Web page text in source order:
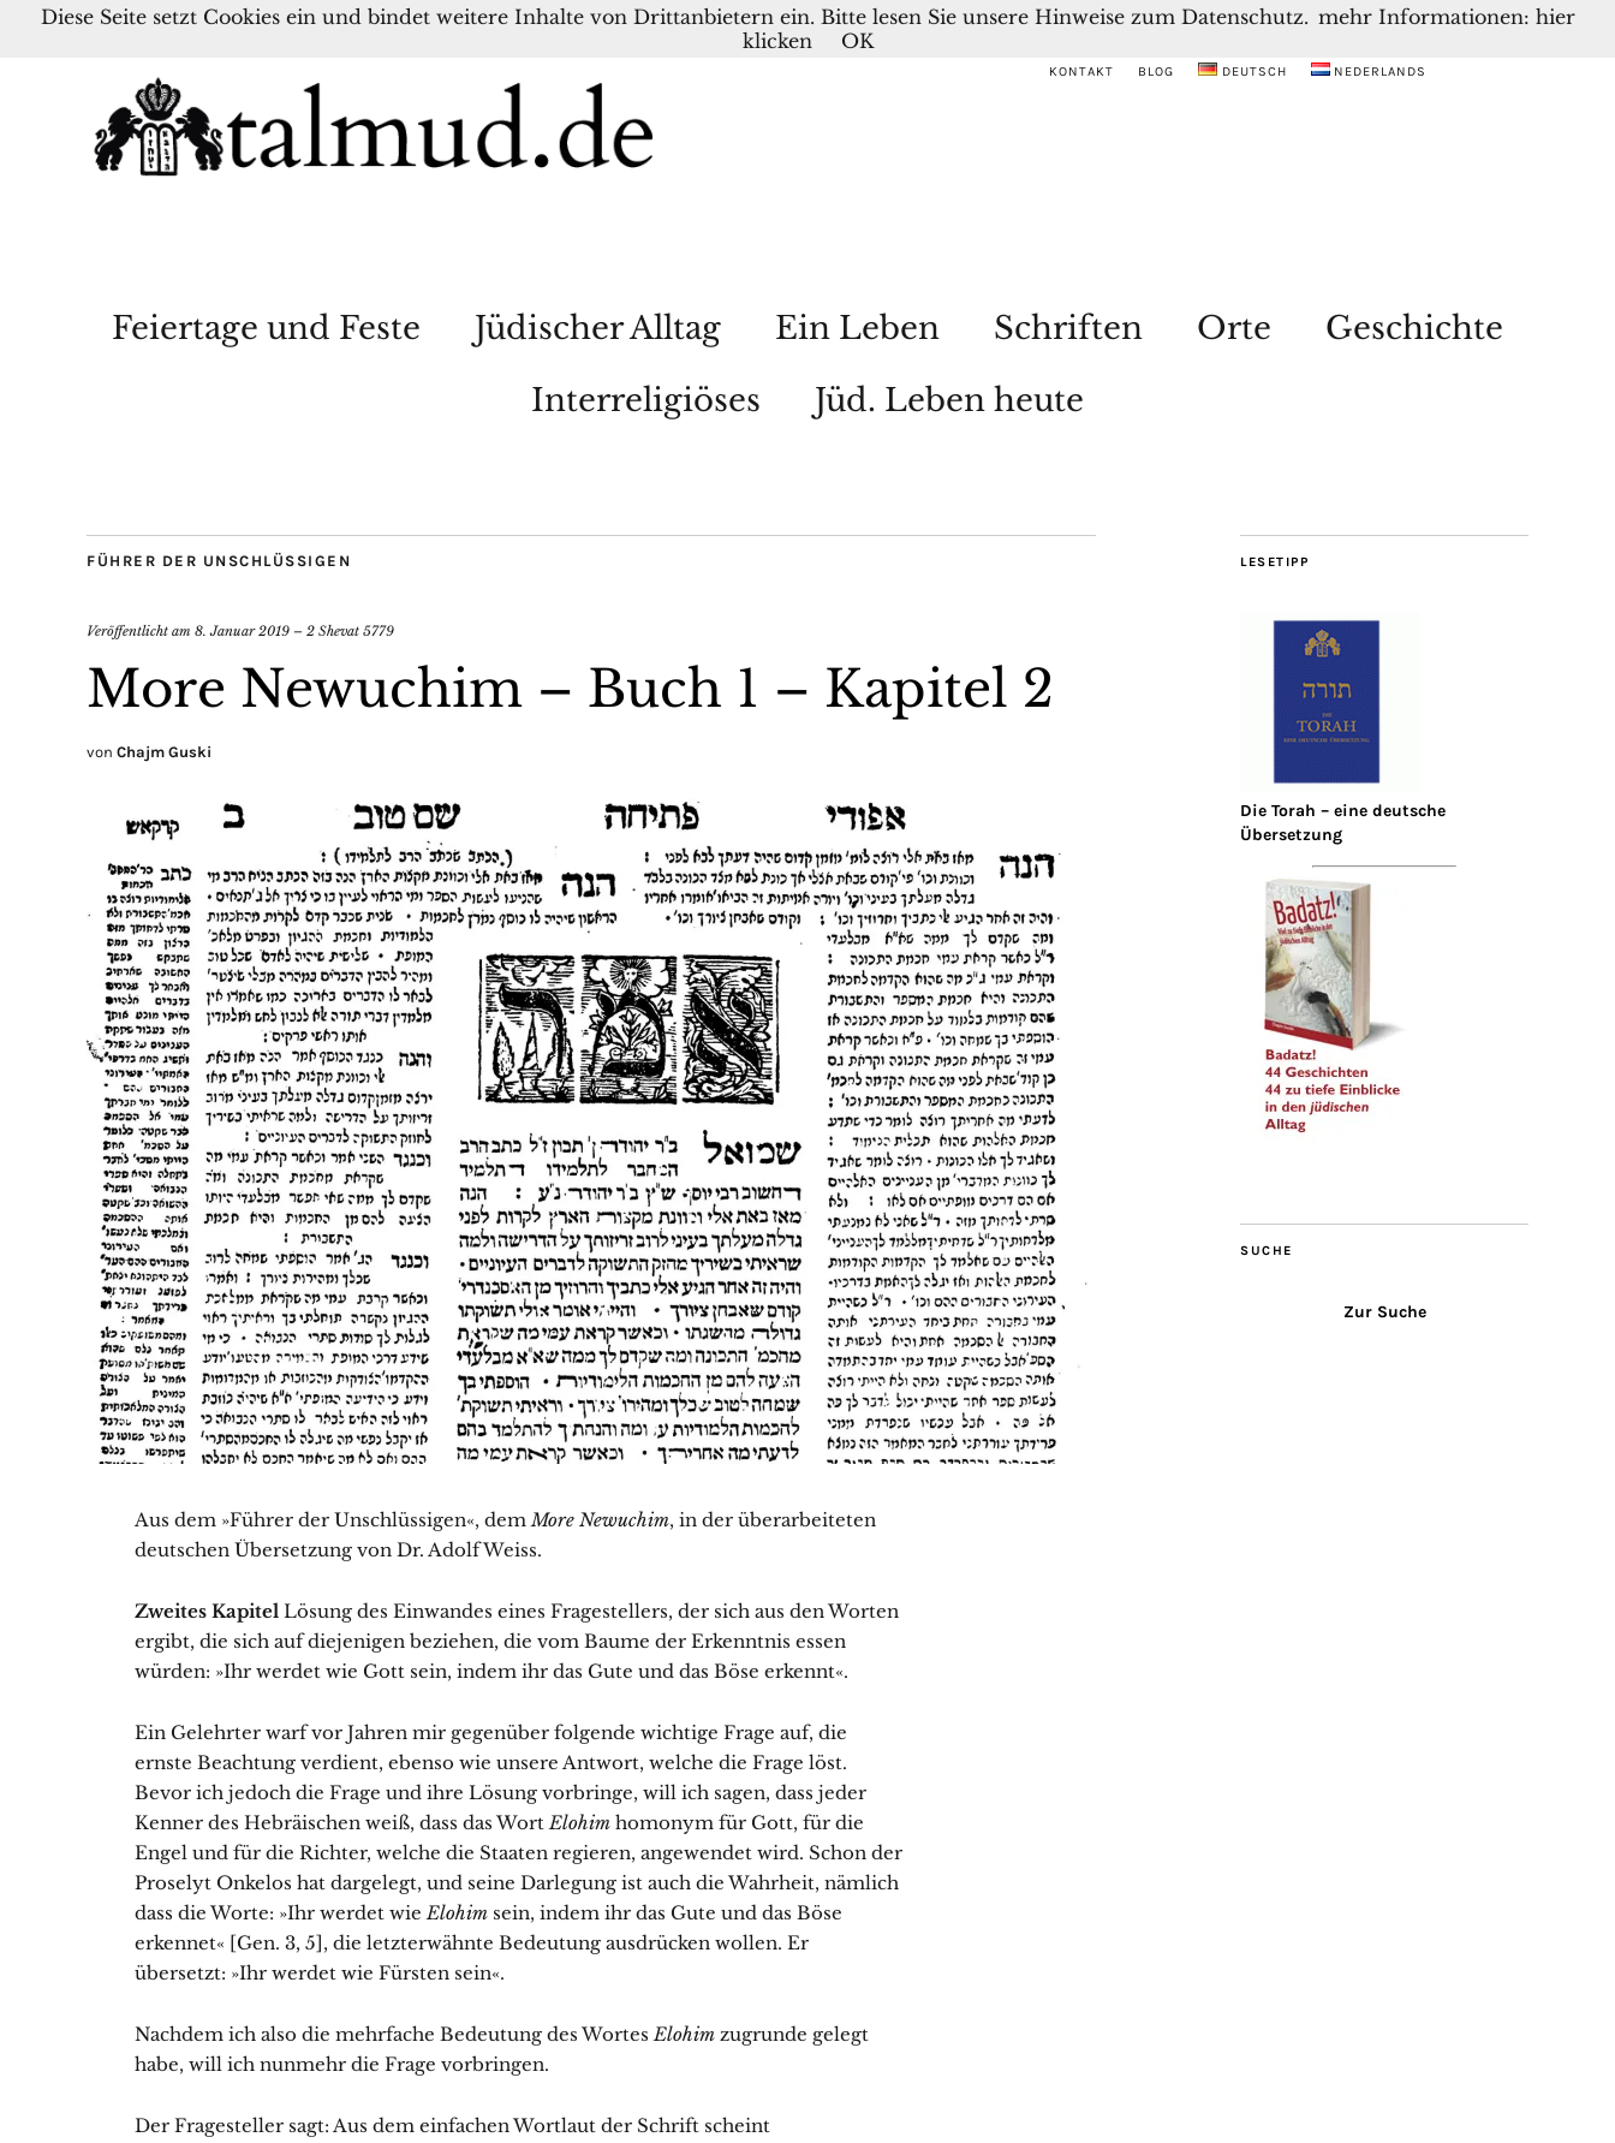
KONTAKT BLOG DEUTSCH NEDERLANDS
Feiertage und Feste Jüdischer Alltag Ein Leben Schriften Orte
Geschichte
Interreligiöses
Jüd. Leben heute
FÜHRER DER UNSCHLÜSSIGEN
Veröffentlicht am 8. Januar 2019 – 2 Shevat 5779
More Newuchim – Buch 1 – Kapitel 2
von Chajm Guski
Aus dem »Führer der Unschlüssigen«, demMore Newuchim, in der überarbeiteten
deutschen Übersetzung von Dr. Adolf Weiss.
Zweites Kapitel Lösung des Einwandes eines Fragestellers, der sich aus den Worten
ergibt, die sich auf diejenigen beziehen, die vom Baume der Erkenntnis essen
würden: »Ihr werdet wie Gott sein, indem ihr das Gute und das Böse erkennt«.
Ein Gelehrter warf vor Jahren mir gegenüber folgende wichtige Frage auf, die
ernste Beachtung verdient, ebenso wie unsere Antwort, welche die Frage löst.
Bevor ich jedoch die Frage und ihre Lösung vorbringe, will ich sagen, dass jeder
Kenner des Hebräischen weiß, dass das WortElohim homonym für Gott, für die
Engel und für die Richter, welche die Staaten regieren, angewendet wird. Schon der
Proselyt Onkelos hat dargelegt, und seine Darlegung ist auch die Wahr­heit, nämlich
dass die Worte: »Ihr werdet wieElohim sein, indem ihr das Gute und das Böse
erkennet« [Gen. 3, 5], die letzterwähnte Bedeutung ausdrücken wollen. Er
übersetzt: »Ihr werdet wie Fürsten sein«.
Nachdem ich also die mehr­fache Bedeutung des WortesElohim zugrunde gelegt
habe, will ich nunmehr die Frage vorbringen.
Der Fragesteller sagt: Aus dem einfachen Wortlaut der Schrift scheint
LESETIPP
Die Torah – eine deutsche
Übersetzung
SUCHE
Zur Suche
Diese Seite setzt Cookies ein und bindet weitere Inhalte von Drittanbietern ein. Bitte lesen Sie unsere Hinweise zum Datenschutz. mehr Informationen: hier
klicken
OK